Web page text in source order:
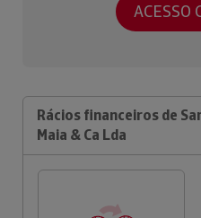
ACESSO
Rácios financeiros de
Maia & Ca Lda